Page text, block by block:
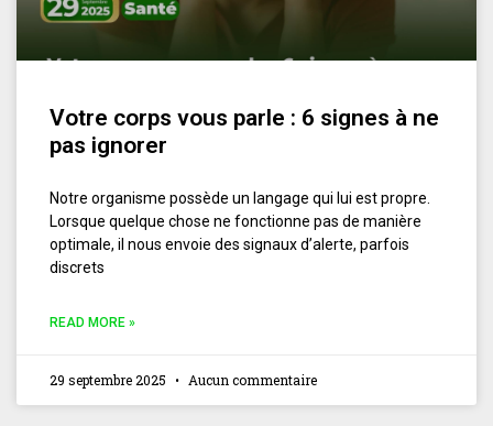
Votre corps vous parle : 6 signes à ne
pas ignorer
Notre organisme possède un langage qui lui est propre.
Lorsque quelque chose ne fonctionne pas de manière
optimale, il nous envoie des signaux d’alerte, parfois
discrets
READ MORE »
29 septembre 2025 Aucun commentaire